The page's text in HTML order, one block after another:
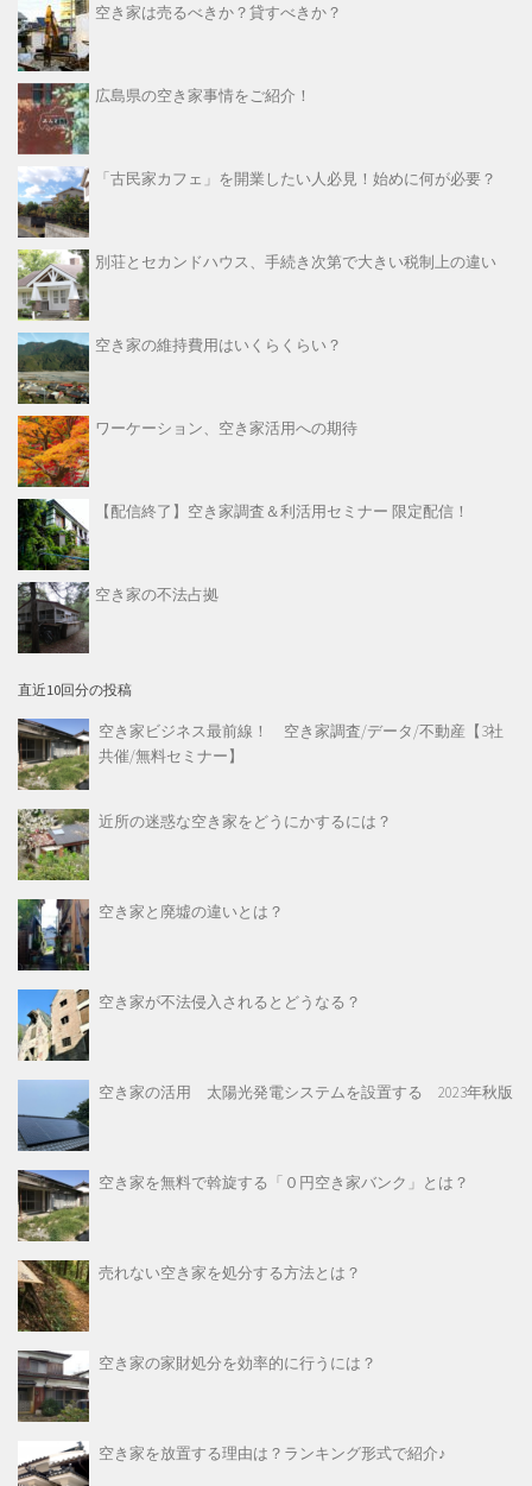
空き家は売るべきか？貸すべきか？
広島県の空き家事情をご紹介！
「古民家カフェ」を開業したい人必見！始めに何が必要？
別荘とセカンドハウス、手続き次第で大きい税制上の違い
空き家の維持費用はいくらくらい？
ワーケーション、空き家活用への期待
【配信終了】空き家調査＆利活用セミナー 限定配信！
空き家の不法占拠
直近10回分の投稿
空き家ビジネス最前線！ 空き家調査/データ/不動産【3社
共催/無料セミナー】
近所の迷惑な空き家をどうにかするには？
空き家と廃墟の違いとは？
空き家が不法侵入されるとどうなる？
空き家の活用 太陽光発電システムを設置する 2023年秋版
空き家を無料で斡旋する「０円空き家バンク」とは？
売れない空き家を処分する方法とは？
空き家の家財処分を効率的に行うには？
空き家を放置する理由は？ランキング形式で紹介♪